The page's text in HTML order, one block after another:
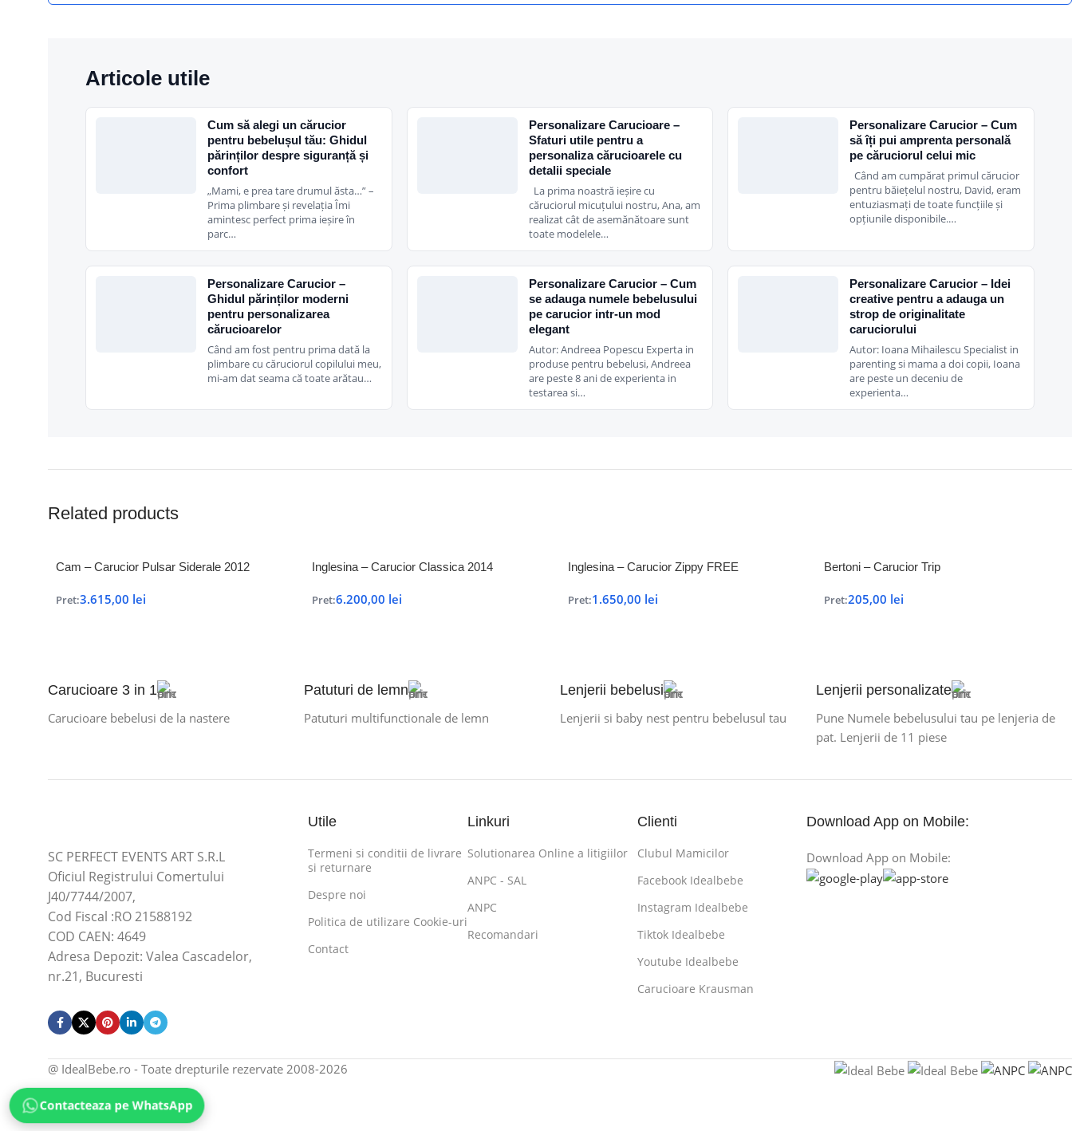
Articole utile
Cum să alegi un cărucior
pentru bebelușul tău: Ghidul
părinților despre siguranță și
confort
„Mami, e prea tare drumul ăsta…” –
Prima plimbare și revelația Îmi
amintesc perfect prima ieșire în
parc…
Personalizare Carucioare –
Sfaturi utile pentru a
personaliza cărucioarele cu
detalii speciale
La prima noastră ieșire cu
căruciorul micuțului nostru, Ana, am
realizat cât de asemănătoare sunt
toate modelele…
Personalizare Carucior – Cum
să îți pui amprenta personală
pe căruciorul celui mic
Când am cumpărat primul cărucior
pentru băiețelul nostru, David, eram
entuziasmați de toate funcțiile și
opțiunile disponibile.…
Personalizare Carucior –
Ghidul părinților moderni
pentru personalizarea
cărucioarelor
Când am fost pentru prima dată la
plimbare cu căruciorul copilului meu,
mi-am dat seama că toate arătau…
Personalizare Carucior – Cum
se adauga numele bebelusului
pe carucior intr-un mod
elegant
Autor: Andreea Popescu Experta in
produse pentru bebelusi, Andreea
are peste 8 ani de experienta in
testarea si…
Personalizare Carucior – Idei
creative pentru a adauga un
strop de originalitate
caruciorului
Autor: Ioana Mihailescu Specialist in
parenting si mama a doi copii, Ioana
are peste un deceniu de
experienta…
Related products
Cam – Carucior Pulsar Siderale 2012
Pret:3.615,00 lei
Inglesina – Carucior Classica 2014
Pret:6.200,00 lei
Inglesina – Carucior Zippy FREE
Pret:1.650,00 lei
Bertoni – Carucior Trip
Pret:205,00 lei
Carucioare 3 in 1
Carucioare bebelusi de la nastere
Patuturi de lemn
Patuturi multifunctionale de lemn
Lenjerii bebelusi
Lenjerii si baby nest pentru bebelusul tau
Lenjerii personalizate
Pune Numele bebelusului tau pe lenjeria de
pat. Lenjerii de 11 piese
SC PERFECT EVENTS ART S.R.L
Oficiul Registrului Comertului
J40/7744/2007,
Cod Fiscal :RO 21588192
COD CAEN: 4649
Adresa Depozit: Valea Cascadelor,
nr.21, Bucuresti
Utile
Termeni si conditii de livrare
si returnare
Despre noi
Politica de utilizare Cookie-uri
Contact
Linkuri
Solutionarea Online a litigiilor
ANPC - SAL
ANPC
Recomandari
Clienti
Clubul Mamicilor
Facebook Idealbebe
Instagram Idealbebe
Tiktok Idealbebe
Youtube Idealbebe
Carucioare Krausman
Download App on Mobile:
Download App on Mobile:
@ IdealBebe.ro - Toate drepturile rezervate 2008-2026
Contacteaza pe WhatsApp